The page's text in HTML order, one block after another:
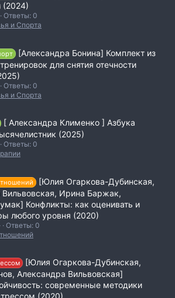
(2024)
Ответы: 0
и Спорта
[Александра Бонина] Комплект из
для снятия отечности
Ответы: 0
и Спорта
[ Александра Клименко ] Азбука
(2025)
Ответы: 0
[Юлия Огаркова-Дубинская,
Вильвовская, Ирина Баржак,
Конфликты: как оценивать и
любого уровня (2020)
Ответы: 0
[Юлия Огаркова-Дубинская,
Александра Вильвовская]
современные методики